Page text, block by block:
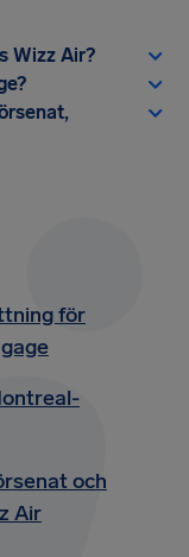
Wizz Air?
för
och
Air